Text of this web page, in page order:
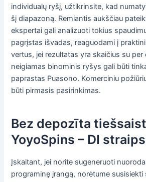
individualų ryšį, užtikrinsite, kad
šį diapazoną. Remiantis aukščiau
ekspertai gali analizuoti tokius
pagrįstas išvadas, reaguodami į
vertus, jei rezultatas yra skaičius su per
neigiamas binominis ryšys gali būti
paprastas Puasono. Komerciniu
būti pirmasis pasirinkimas.
Bez depozīta
YoyoSpins – DI
Įskaitant, jei norite sugeneruoti
programinę įrangą, norėtume